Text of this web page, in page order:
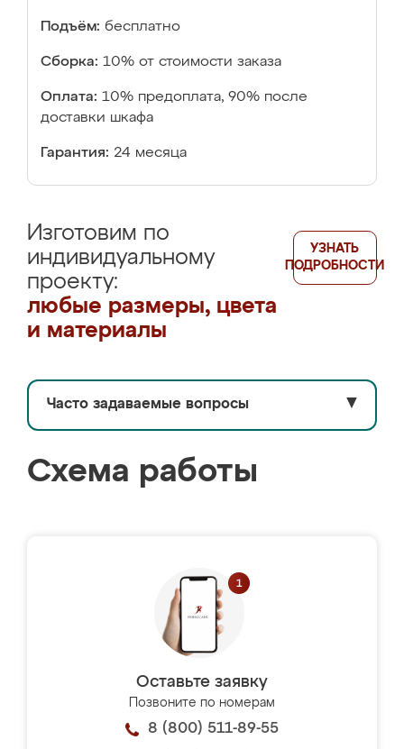
Подъём: бесплатно
Сборка: 10% от стоимости заказа
Оплата: 10% предоплата, 90% после
доставки шкафа
Гарантия: 24 месяца
Изготовим по
индивидуальному
проекту:
любые размеры, цвета
и материалы
УЗНАТЬ
ПОДРОБНОСТИ
Часто задаваемые вопросы ▼
Схема работы
Оставьте заявку
Позвоните по номерам
8 (800) 511-89-55